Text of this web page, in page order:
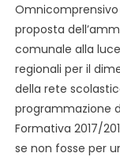
Omnicomprensivo
proposta
comunale alla
regionali per il
della rete
programmazione
Formativa 2017/
se non fosse per